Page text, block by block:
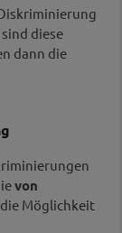
diese
dann die
von
Möglichkeit